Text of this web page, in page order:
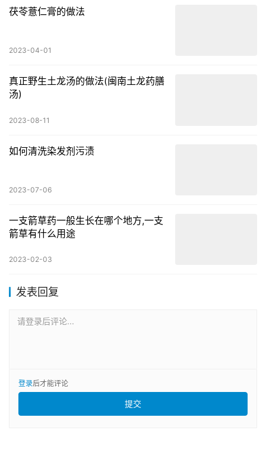
茯苓薏仁膏的做法
2023-04-01
真正野生土龙汤的做法(闽南土龙药膳
汤)
2023-08-11
如何清洗染发剂污渍
2023-07-06
一支箭草药一般生长在哪个地方,一支
箭草有什么用途
2023-02-03
发表回复
请登录后评论...
登录后才能评论
提交